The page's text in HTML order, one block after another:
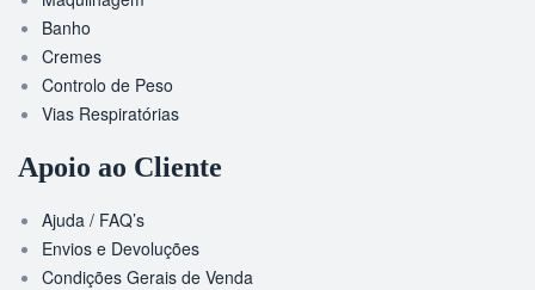
Banho
Cremes
Controlo de Peso
Vias Respiratórias
Apoio ao Cliente
Ajuda / FAQ’s
Envios e Devoluções
Condições Gerais de Venda